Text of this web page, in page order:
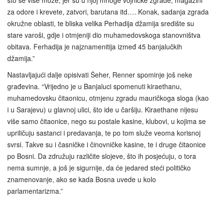
za odore i krevete, zatvori, barutana itd…. Konak, sadanja zgrada
okružne oblasti, te bliska velika Perhadija džamija središte su
stare varoši, gdje i otmjeniji dio muhamedovskoga stanovništva
obitava. Ferhadija je najznamenitija izmeđ 45 banjalučkih
džamija.”
Nastavljajući dalje opisivati Šeher, Renner spominje još neke
građevina. “Vrijedno je u Banjaluci spomenuti kiraethanu,
muhamedovsku čitaonicu, otmjenu zgradu mauričkoga sloga (kao
i u Sarajevu) u glavnoj ulici, što ide u čaršiju. Kiraethane nijesu
više samo čitaonice, nego su postale kasine, klubovi, u kojima se
upriličuju sastanci i predavanja, te po tom služe veoma korisnoj
svrsi. Takve su i časničke i činovničke kasine, te i druge čitaonice
po Bosni. Da združuju različite slojeve, što ih posjećuju, o tora
nema sumnje, a još je sigurnije, da će jedared steći političko
znamenovanje, ako se kada Bosna uvede u kolo
parlamentarizma.”